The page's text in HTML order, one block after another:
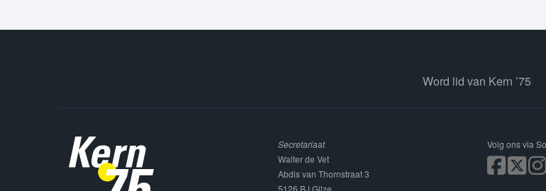
Word lid van Kern ’75
Secretariaat
Walter de Vet
Abdis van Thornstraat 3
5126 BJ Gilze
Volg ons via